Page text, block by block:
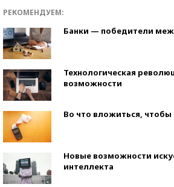
РЕКОМЕНДУЕМ:
Банки — победители
Технологическая
возможности
Во что вложиться, чтобы
Новые возможности
интеллекта